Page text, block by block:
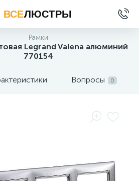
ВСЕЛЮСТРЫ
Рамки
Legrand Valena алюминий
770154
Вопросы 0